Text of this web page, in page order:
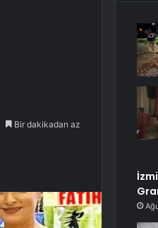
Bir dakikadan az